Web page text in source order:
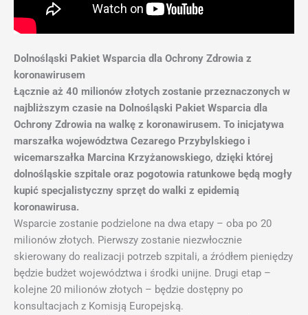
Dolnośląski Pakiet Wsparcia dla Ochrony Zdrowia z
koronawirusem
Łącznie aż 40 milionów złotych zostanie przeznaczonych w
najbliższym czasie na Dolnośląski Pakiet Wsparcia dla
Ochrony Zdrowia na walkę z koronawirusem. To inicjatywa
marszałka województwa Cezarego Przybylskiego i
wicemarszałka Marcina Krzyżanowskiego, dzięki której
dolnośląskie szpitale oraz pogotowia ratunkowe będą mogły
kupić specjalistyczny sprzęt do walki z epidemią
koronawirusa.
Wsparcie zostanie podzielone na dwa etapy – oba po 20
milionów złotych. Pierwszy zostanie niezwłocznie
skierowany do realizacji potrzeb szpitali, a źródłem pieniędzy
będzie budżet województwa i środki unijne. Drugi etap –
kolejne 20 milionów złotych – będzie dostępny po
konsultacjach z Komisją Europejską.